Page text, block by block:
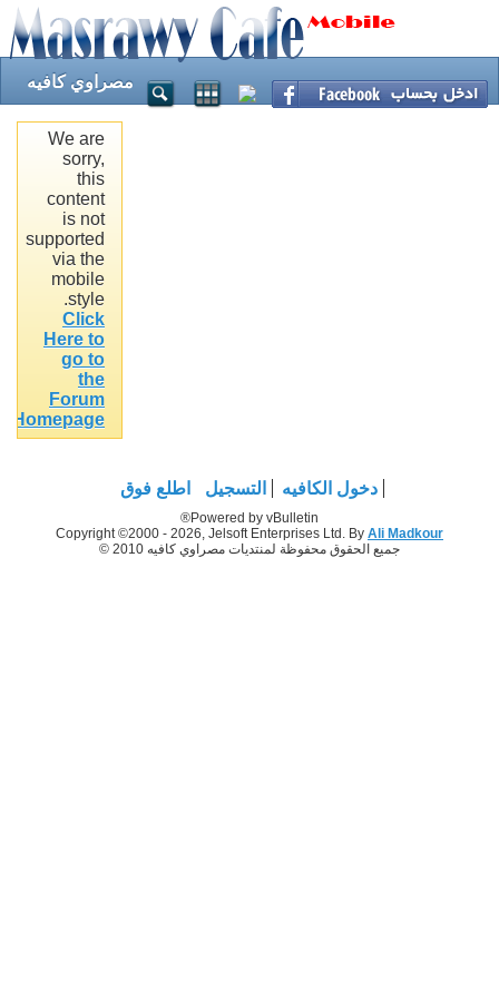
مصراوي كافيه
We are
sorry,
this
content
is not
supported
via the
mobile
style.
Click
Here to
go to
the
Forum
Homepage
دخول الكافيه التسجيل اطلع فوق
Powered by vBulletin®
Copyright ©2000 - 2026, Jelsoft Enterprises Ltd. By Ali Madkour
جميع الحقوق محفوظة لمنتديات مصراوي كافيه 2010 ©